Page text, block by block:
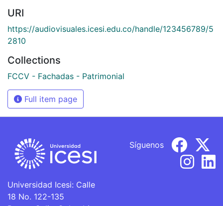
URI
https://audiovisuales.icesi.edu.co/handle/123456789/5
2810
Collections
FCCV - Fachadas - Patrimonial
Full item page
Universidad Icesi: Calle
18 No. 122-135
Síguenos